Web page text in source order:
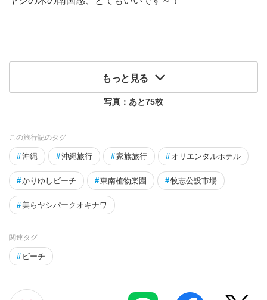
もっと見る
写真：あと75枚
この旅行記のタグ
#沖縄 #沖縄旅行 #家族旅行 # オリエンタルホテル
#かりゆしビーチ #東南植物楽園 #牧志公設市場
#美らヤシパークオキナワ
関連タグ
# ビーチ